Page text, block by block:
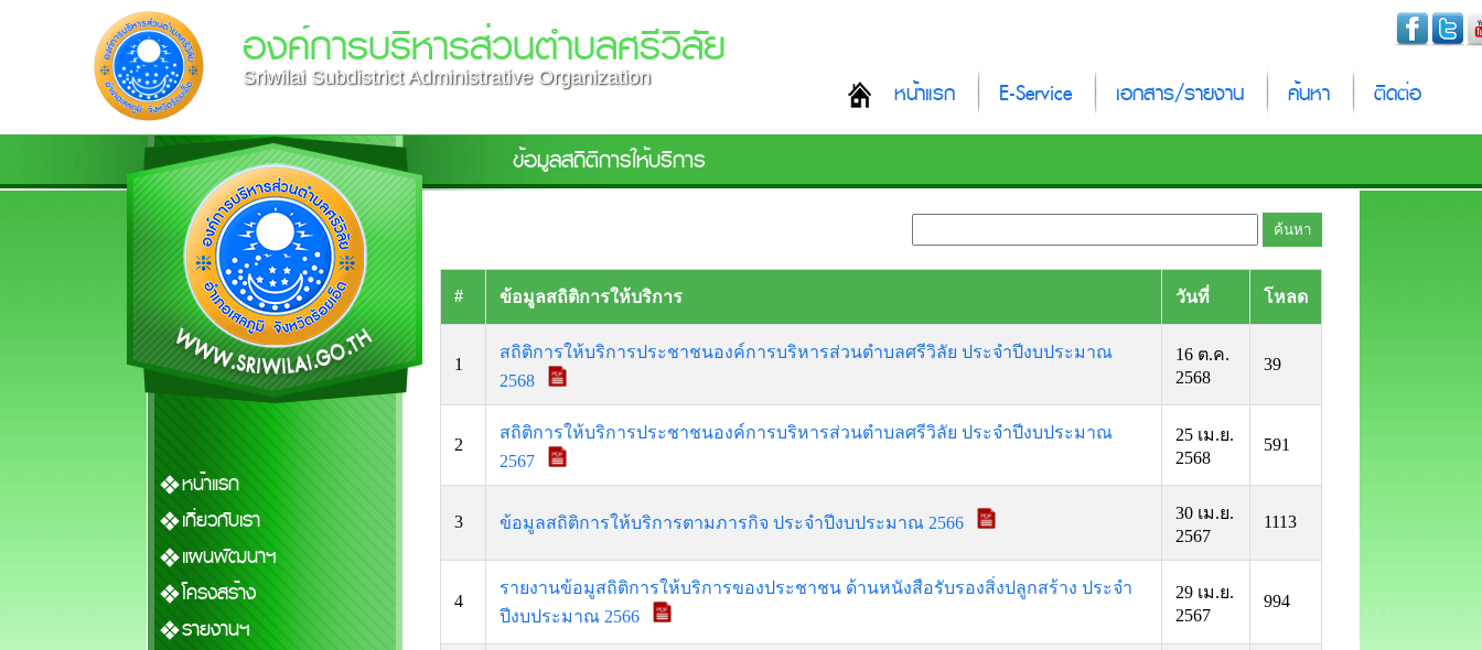
องค์การบริหารส่วนตำบลศรีวิลัย
Sriwilai Subdistrict Administrative Organization
หน้าแรก E-Service เอกสาร/รายงาน ค้นหา ติดต่อ
ข้อมูลสถิติการให้บริการ
หน้าแรก
เกี่ยวกับเรา
แผนพัฒนาฯ
โครงสร้าง
รายงานฯ
# ข้อมูลสถิติการให้บริการ วันที่ โหลด
1
สถิติการให้บริการประชาชนองค์การบริหารส่วนตำบลศรีวิลัย ประจำปีงบประมาณ
2568
16 ต.ค.
2568
39
2
สถิติการให้บริการประชาชนองค์การบริหารส่วนตำบลศรีวิลัย ประจำปีงบประมาณ
2567
25 เม.ย.
2568
591
3 ข้อมูลสถิติการให้บริการตามภารกิจ ประจำปีงบประมาณ 2566
30 เม.ย.
2567
1113
4
รายงานข้อมูสถิติการให้บริการของประชาชน ด้านหนังสือรับรองสิ่งปลูกสร้าง ประจำ
ปีงบประมาณ 2566
29 เม.ย.
2567
994